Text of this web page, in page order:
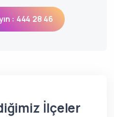
: 444 28 46
İlçeler